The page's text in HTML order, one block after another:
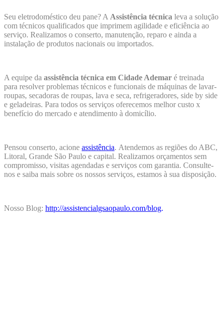
Seu eletrodoméstico deu pane? A Assistência técnica leva a solução
com técnicos qualificados que imprimem agilidade e eficiência ao
serviço. Realizamos o conserto, manutenção, reparo e ainda a
instalação de produtos nacionais ou importados.
A equipe da assistência técnica em Cidade Ademar é treinada
para resolver problemas técnicos e funcionais de máquinas de lavar-
roupas, secadoras de roupas, lava e seca, refrigeradores, side by side
e geladeiras. Para todos os serviços oferecemos melhor custo x
benefício do mercado e atendimento à domicílio.
Pensou conserto, acione assistência. Atendemos as regiões do ABC,
Litoral, Grande São Paulo e capital. Realizamos orçamentos sem
compromisso, visitas agendadas e serviços com garantia. Consulte-
nos e saiba mais sobre os nossos serviços, estamos à sua disposição.
Nosso Blog: http://assistencialgsaopaulo.com/blog.